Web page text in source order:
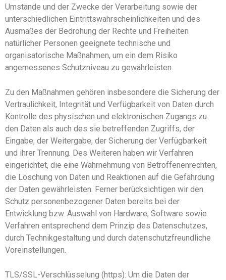
Umstände und der Zwecke der Verarbeitung sowie der
unterschiedlichen Eintrittswahrscheinlichkeiten und des
Ausmaßes der Bedrohung der Rechte und Freiheiten
natürlicher Personen geeignete technische und
organisatorische Maßnahmen, um ein dem Risiko
angemessenes Schutzniveau zu gewährleisten.
Zu den Maßnahmen gehören insbesondere die Sicherung der
Vertraulichkeit, Integrität und Verfügbarkeit von Daten durch
Kontrolle des physischen und elektronischen Zugangs zu
den Daten als auch des sie betreffenden Zugriffs, der
Eingabe, der Weitergabe, der Sicherung der Verfügbarkeit
und ihrer Trennung. Des Weiteren haben wir Verfahren
eingerichtet, die eine Wahrnehmung von Betroffenenrechten,
die Löschung von Daten und Reaktionen auf die Gefährdung
der Daten gewährleisten. Ferner berücksichtigen wir den
Schutz personenbezogener Daten bereits bei der
Entwicklung bzw. Auswahl von Hardware, Software sowie
Verfahren entsprechend dem Prinzip des Datenschutzes,
durch Technikgestaltung und durch datenschutzfreundliche
Voreinstellungen.
TLS/SSL-Verschlüsselung (https): Um die Daten der